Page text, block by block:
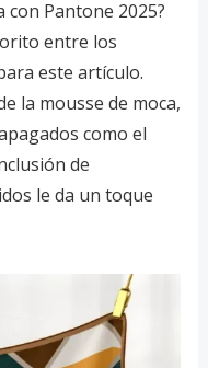
con Pantone 2025?
entre los
este artículo.
la mousse de moca,
como el
de
le da un toque